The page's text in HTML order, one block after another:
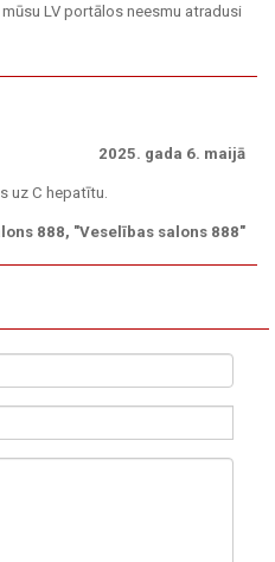
LV portālos neesmu atradusi
2025. gada 6. maijā
uz C hepatītu.
888, "Veselības salons 888"